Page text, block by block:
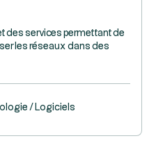
des services permettant de
les réseaux dans des
/ Logiciels